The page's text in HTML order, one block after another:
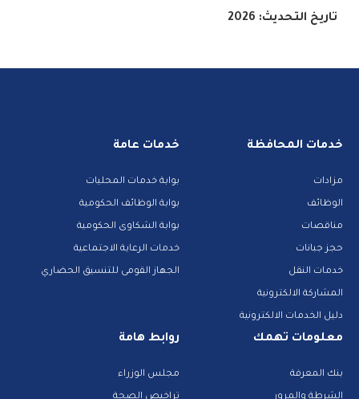
تاريخ التحديث: 2026
خدمات المحافظة
مزادات
الوظائف
مناقصات
حجز جبانات
خدمات النقل
المشاركة الالكترونية
دليل الخدمات الالكترونية
خدمات عامة
بوابة خدمات المحليات
بوابة الوظائف الحكومية
بوابة الشكاوى الحكومية
خدمات الرعاية الاجتماعية
الجهاز القومى للتنسيق الحضاري
معلومات تهمك
بنك المعرفة
روابط هامة
مجلس الوزراء